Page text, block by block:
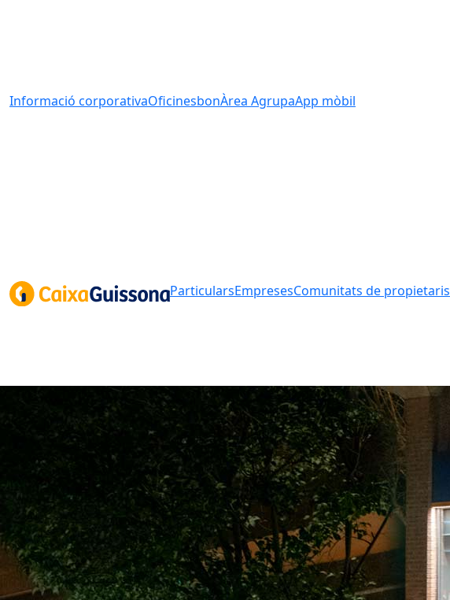
Informació corporativaOficinesbonÀrea AgrupaApp mòbil
ParticularsEmpresesComunitats de propietaris